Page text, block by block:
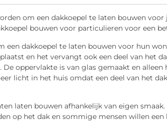
om een dakkoepel te laten bouwen voor
bouwen voor particulieren voor een
een dakkoepel te laten bouwen voor hun
en het vervangt ook een deel van het
oppervlakte is van glas gemaakt en alleen
licht in het huis omdat een deel van het
laten bouwen afhankelijk van eigen
op het dak en sommige mensen willen een